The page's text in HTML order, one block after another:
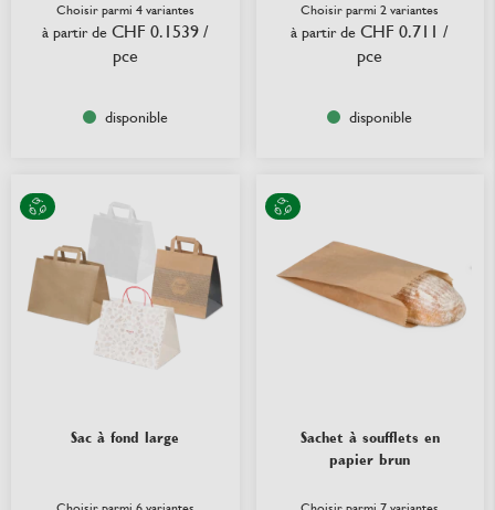
Choisir parmi 4 variantes
à partir de CHF 0.1539 /
pce
disponible
Choisir parmi 2 variantes
à partir de CHF 0.711 /
pce
disponible
Sac à fond large
Sachet à soufflets en
papier brun